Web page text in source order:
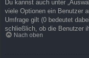
Du kannst auch unter
viele Optionen ein Benutzer
Umfrage gilt (0 bedeutet
schließlich, ob die Benutzer
Nach oben